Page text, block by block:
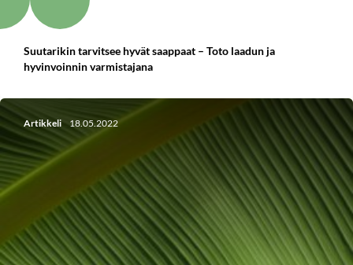
Suutarikin tarvitsee hyvät saappaat – Toto laadun ja
hyvinvoinnin varmistajana
Artikkeli 18.05.2022